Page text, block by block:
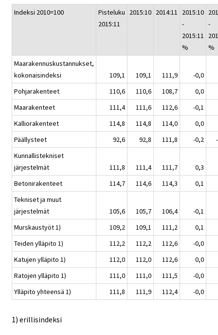
Indeksi 2010=100
Pisteluku
2015:11
2015:10 2014:11
2015:10
-
2015:11
%
-
%
Maarakennuskustannukset,
kokonaisindeksi
109,1 109,1 111,9
-0,0
Pohjarakenteet
110,6 110,6 108,7
0,0
Maarakenteet
111,4 111,6 112,6
-0,1
Kalliorakenteet
114,8 114,8 114,0
0,0
Päällysteet
92,6 92,8 111,8 -0,2
Kunnallistekniset
järjestelmät
111,8 111,4 111,7
0,3
Betonirakenteet
114,7 114,6 114,3
0,1
Tekniset ja muut
järjestelmät
105,6 105,7 106,4
-0,1
Murskaustyöt 1)
109,2 109,1 111,2
0,1
Teiden ylläpito 1)
112,2 112,2 112,6
-0,0
Katujen ylläpito 1)
112,0 112,0 112,6
0,0
Ratojen ylläpito 1)
111,0 111,0 111,5
-0,0
Ylläpito yhteensä 1)
111,8 111,9 112,4 -0,0
1) erillisindeksi